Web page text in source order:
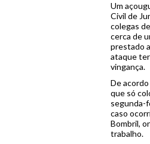
Um
Civil de
colegas
cerca de
prestado
ataque
vingança.
De
que só
segunda-
caso
Bombril,
trabalho.